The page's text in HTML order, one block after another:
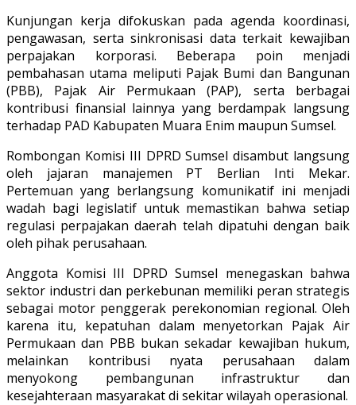
Kunjungan kerja difokuskan pada agenda koordinasi,
pengawasan, serta sinkronisasi data terkait kewajiban
perpajakan korporasi. Beberapa poin menjadi
pembahasan utama meliputi Pajak Bumi dan Bangunan
(PBB), Pajak Air Permukaan (PAP), serta berbagai
kontribusi finansial lainnya yang berdampak langsung
terhadap PAD Kabupaten Muara Enim maupun Sumsel.
Rombongan Komisi III DPRD Sumsel disambut langsung
oleh jajaran manajemen PT Berlian Inti Mekar.
Pertemuan yang berlangsung komunikatif ini menjadi
wadah bagi legislatif untuk memastikan bahwa setiap
regulasi perpajakan daerah telah dipatuhi dengan baik
oleh pihak perusahaan.
Anggota Komisi III DPRD Sumsel menegaskan bahwa
sektor industri dan perkebunan memiliki peran strategis
sebagai motor penggerak perekonomian regional. Oleh
karena itu, kepatuhan dalam menyetorkan Pajak Air
Permukaan dan PBB bukan sekadar kewajiban hukum,
melainkan kontribusi nyata perusahaan dalam
menyokong pembangunan infrastruktur dan
kesejahteraan masyarakat di sekitar wilayah operasional.